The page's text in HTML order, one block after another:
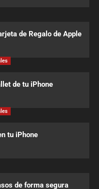
de Regalo de Apple
de tu iPhone
tu iPhone
de forma segura